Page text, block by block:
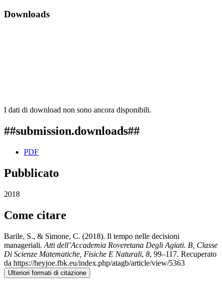
Downloads
I dati di download non sono ancora disponibili.
##submission.downloads##
PDF
Pubblicato
2018
Come citare
Barile, S., & Simone, C. (2018). Il tempo nelle decisioni
manageriali. Atti dell’Accademia Roveretana Degli Agiati. B, Classe
Di Scienze Matematiche, Fisiche E Naturali, 8, 99–117. Recuperato
da https://heyjoe.fbk.eu/index.php/atagb/article/view/5363
Ulteriori formati di citazione